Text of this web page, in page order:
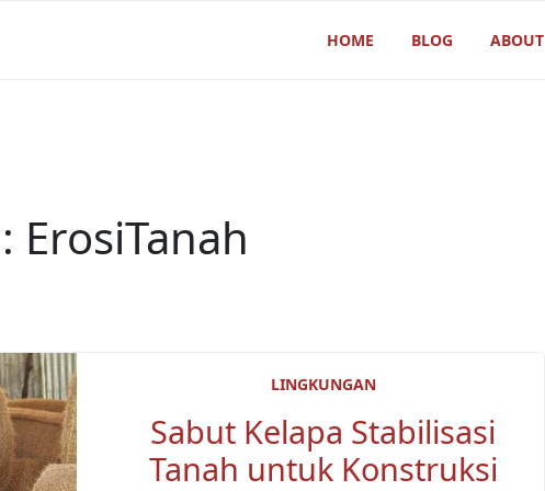
HOME BLOG ABOUT
ErosiTanah
LINGKUNGAN
Sabut Kelapa Stabilisasi
Tanah untuk Konstruksi